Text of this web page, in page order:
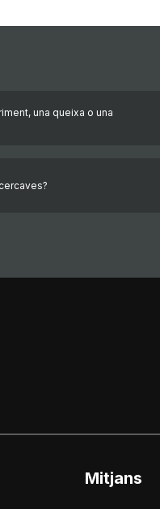
una queixa o una
Mitjans